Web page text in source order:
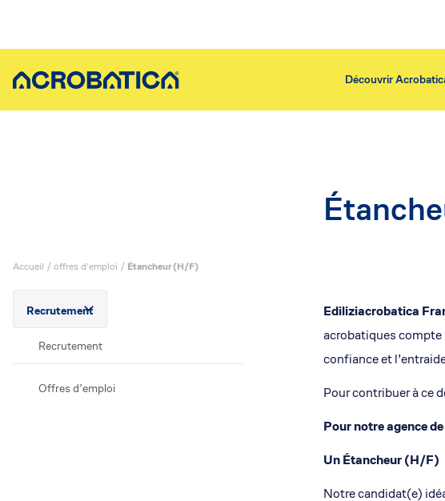
Recrutement
Recrutement
Où nous trouver
Actualités
Découvrir
Accueil / offres d’emploi / Étancheur (H/F)
Recrutement
Recrutement
Offres d’emploi
Ediliziacrobatica
acrobatiques compte
confiance et
Pour contribuer à ce
Pour notre agence
Un Étancheur (H/F)
Notre candidat(e)